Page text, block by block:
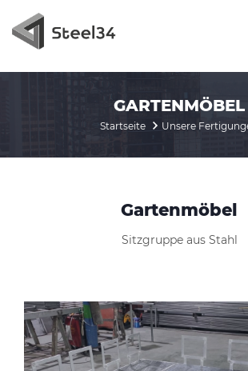
GARTENMÖBEL
Startseite Unsere
Gartenmöbel
Sitzgruppe aus Stahl